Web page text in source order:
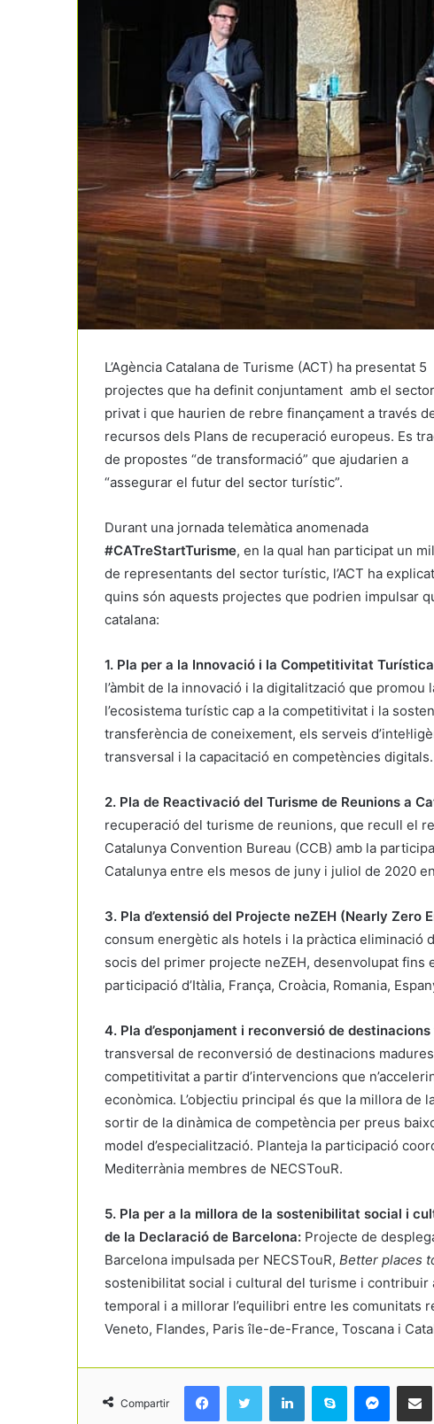
L’Agència Catalana de Turisme (ACT) ha presentat 5
projectes que ha definit conjuntament amb el sector
privat i que haurien de rebre finançament a través
recursos dels Plans de recuperació europeus. Es
de propostes “de transformació” que ajudarien a
“assegurar el futur del sector turístic”.
Durant una jornada telemàtica anomenada
#CATreStartTurisme, en la qual han participat un
de representants del sector turístic, l’ACT ha explicat
quins són aquests projectes que podrien impulsar
catalana:
1. Pla per a la Innovació i la Competitivitat
l’àmbit de la innovació i la digitalització que
l’ecosistema turístic cap a la competitivitat i la
transferència de coneixement, els serveis
transversal i la capacitació en competències digitals.
2. Pla de Reactivació del Turisme de Reunions a
recuperació del turisme de reunions, que recull el
Catalunya Convention Bureau (CCB) amb la
Catalunya entre els mesos de juny i juliol de 2020
3. Pla d’extensió del Projecte neZEH (Nearly Zero
consum energètic als hotels i la pràctica eliminació
socis del primer projecte neZEH, desenvolupat fins
participació d’Itàlia, França, Croàcia, Romania,
4. Pla d’esponjament i reconversió de
transversal de reconversió de destinacions
competitivitat a partir d’intervencions que
econòmica. L’objectiu principal és que la millora
sortir de la dinàmica de competència per preus
model d’especialització. Planteja la participació
Mediterrània membres de NECSTouR.
5. Pla per a la millora de la sostenibilitat social i
de la Declaració de Barcelona: Projecte de
Barcelona impulsada per NECSTouR, Better places
sostenibilitat social i cultural del turisme i
temporal i a millorar l’equilibri entre les comunitats
Veneto, Flandes, Paris île-de-France, Toscana i
Compartir